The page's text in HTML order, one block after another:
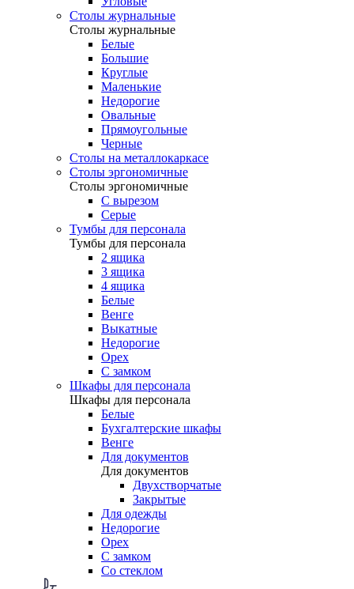
Столы журнальные
Столы журнальные
Белые
Большие
Круглые
Маленькие
Недорогие
Овальные
Прямоугольные
Черные
Столы на металлокаркасе
Столы эргономичные
Столы эргономичные
С вырезом
Серые
Тумбы для персонала
Тумбы для персонала
2 ящика
3 ящика
4 ящика
Белые
Венге
Выкатные
Недорогие
Орех
С замком
Шкафы для персонала
Шкафы для персонала
Белые
Бухгалтерские шкафы
Венге
Для документов
Для документов
Двухстворчатые
Закрытые
Для одежды
Недорогие
Орех
С замком
Со стеклом